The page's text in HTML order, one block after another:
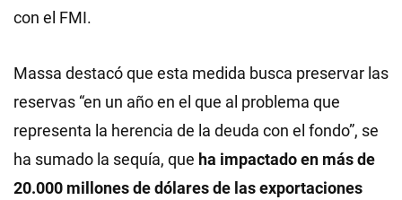
con el FMI.
Massa destacó que esta medida busca preservar las
reservas “en un año en el que al problema que
representa la herencia de la deuda con el fondo”, se
ha sumado la sequía, que ha impactado en más de
20.000 millones de dólares de las exportaciones